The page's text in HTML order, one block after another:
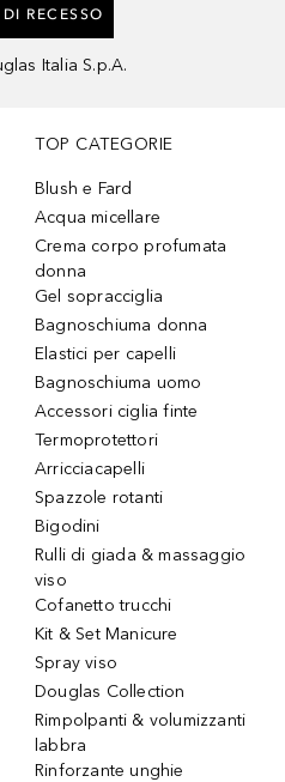
RECESSO
Italia S.p.A.
TOP CATEGORIE
Blush e Fard
Acqua micellare
Crema corpo profumata
donna
Gel sopracciglia
Bagnoschiuma donna
Elastici per capelli
Bagnoschiuma uomo
Accessori ciglia finte
Termoprotettori
Arricciacapelli
Spazzole rotanti
Bigodini
Rulli di giada & massaggio
viso
Cofanetto trucchi
Kit & Set Manicure
Spray viso
Douglas Collection
Rimpolpanti & volumizzanti
labbra
Rinforzante unghie